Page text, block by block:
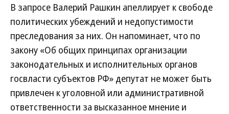
В запросе Валерий Рашкин апеллирует к свободе
политических убеждений и недопустимости
преследования за них. Он напоминает, что по
закону «Об общих принципах организации
законодательных и исполнительных органов
госвласти субъектов РФ» депутат не может быть
привлечен к уголовной или административной
ответственности за высказанное мнение и